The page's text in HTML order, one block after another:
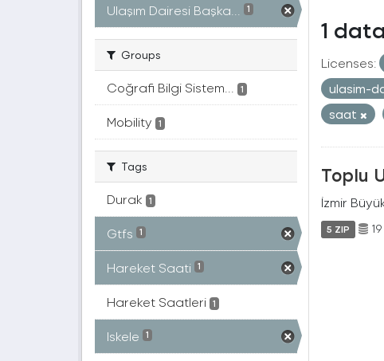
Ulaşım Dairesi Başka... 1
Groups
Coğrafi Bilgi Sistem... 1
Mobility 1
Tags
Durak 1
Gtfs 1
Hareket Saati 1
Hareket Saatleri 1
Iskele 1
1
Licenses:
ulasim-
saat
Toplu
İzmir
5 ZIP